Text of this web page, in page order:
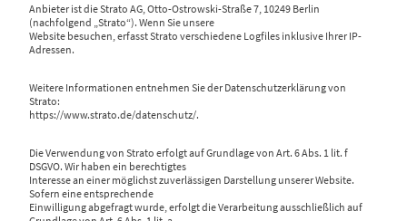
Anbieter ist die Strato AG, Otto-Ostrowski-Straße 7, 10249 Berlin
(nachfolgend „Strato“). Wenn Sie unsere
Website besuchen, erfasst Strato verschiedene Logfiles inklusive Ihrer IP-
Adressen.
Weitere Informationen entnehmen Sie der Datenschutzerklärung von
Strato:
https://www.strato.de/datenschutz/.
Die Verwendung von Strato erfolgt auf Grundlage von Art. 6 Abs. 1 lit. f
DSGVO. Wir haben ein berechtigtes
Interesse an einer möglichst zuverlässigen Darstellung unserer Website.
Sofern eine entsprechende
Einwilligung abgefragt wurde, erfolgt die Verarbeitung ausschließlich auf